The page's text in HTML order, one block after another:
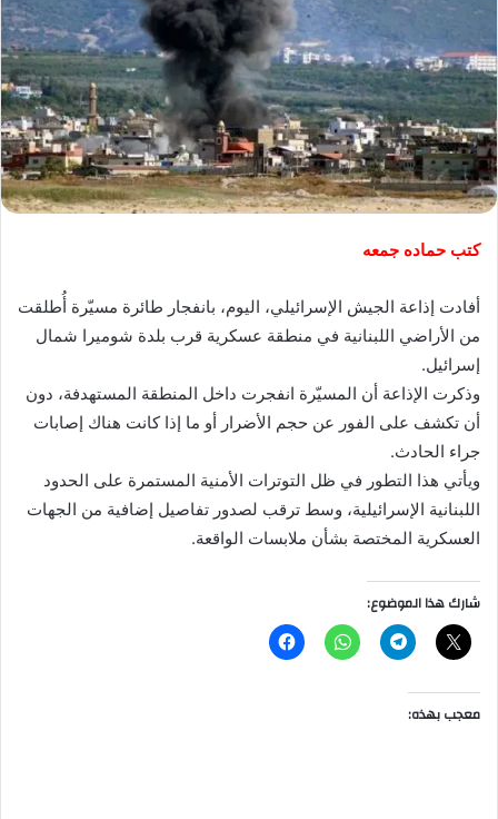
كتب حماده جمعه
أفادت إذاعة الجيش الإسرائيلي، اليوم، بانفجار طائرة مسيّرة أُطلقت
من الأراضي اللبنانية في منطقة عسكرية قرب بلدة شوميرا شمال
إسرائيل.
وذكرت الإذاعة أن المسيّرة انفجرت داخل المنطقة المستهدفة، دون
أن تكشف على الفور عن حجم الأضرار أو ما إذا كانت هناك إصابات
جراء الحادث.
ويأتي هذا التطور في ظل التوترات الأمنية المستمرة على الحدود
اللبنانية الإسرائيلية، وسط ترقب لصدور تفاصيل إضافية من الجهات
العسكرية المختصة بشأن ملابسات الواقعة.
شارك هذا الموضوع:
معجب بهذه: